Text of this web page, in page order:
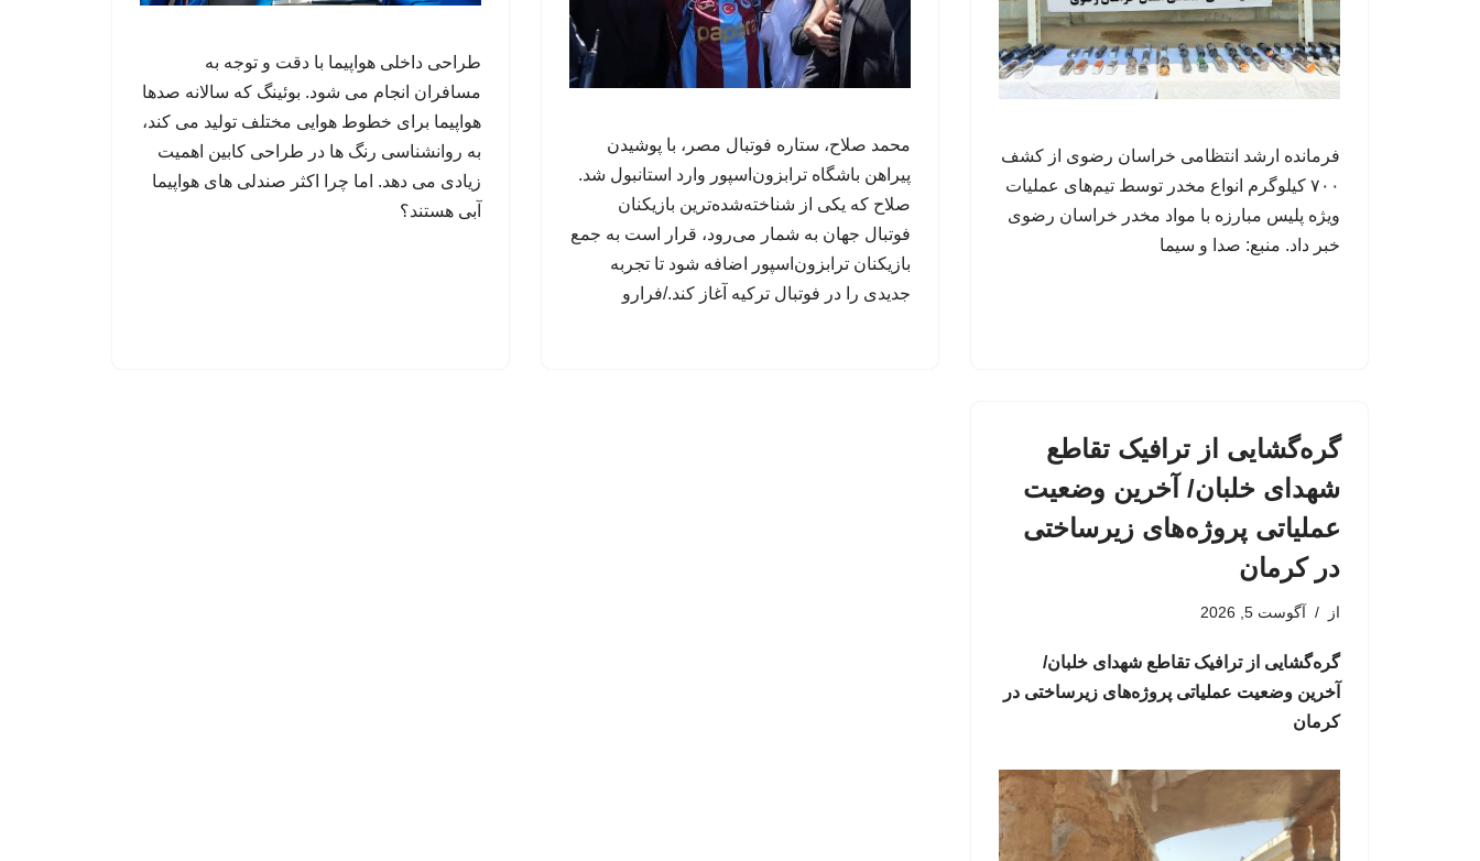
فرمانده ارشد انتظامی خراسان رضوی از کشف
۷۰۰ کیلوگرم انواع مخدر توسط تیم‌های عملیات
ویژه پلیس مبارزه با مواد مخدر خراسان رضوی
خبر داد. منبع: صدا و سیما
محمد صلاح، ستاره فوتبال مصر، با پوشیدن
پیراهن باشگاه ترابزون‌اسپور وارد استانبول شد.
صلاح که یکی از شناخته‌شده‌ترین بازیکنان
فوتبال جهان به شمار می‌رود، قرار است به جمع
بازیکنان ترابزون‌اسپور اضافه شود تا تجربه
جدیدی را در فوتبال ترکیه آغاز کند./فرارو
طراحی داخلی هواپیما با دقت و توجه به
مسافران انجام می شود. بوئینگ که سالانه صدها
هواپیما برای خطوط هوایی مختلف تولید می کند،
به روانشناسی رنگ ها در طراحی کابین اهمیت
زیادی می دهد. اما چرا اکثر صندلی های هواپیما
آبی هستند؟
گره‌گشایی از ترافیک تقاطع
شهدای خلبان/ آخرین وضعیت
عملیاتی پروژه‌های زیرساختی
در کرمان
از آگوست 5, 2026
گره‌گشایی از ترافیک تقاطع شهدای خلبان/
آخرین وضعیت عملیاتی پروژه‌های زیرساختی در
کرمان